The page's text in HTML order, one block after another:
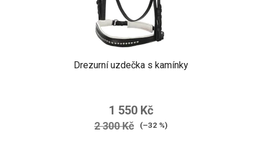
Drezurní uzdečka s kamínky
1 550 Kč
2 300 Kč (–32 %)